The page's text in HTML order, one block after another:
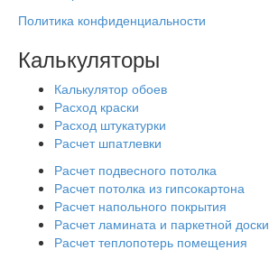
Политика конфиденциальности
Калькуляторы
Калькулятор обоев
Расход краски
Расход штукатурки
Расчет шпатлевки
Расчет подвесного потолка
Расчет потолка из гипсокартона
Расчет напольного покрытия
Расчет ламината и паркетной доски
Расчет теплопотерь помещения